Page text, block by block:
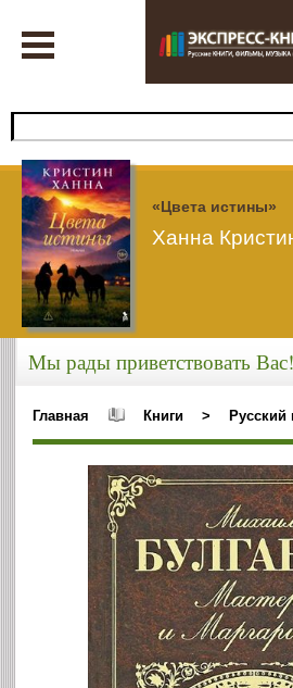
«Цвета истины»
Ханна
Мы рады приветствовать Вас!
Главная Книги >